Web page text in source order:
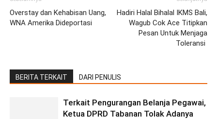
Overstay dan Kehabisan Uang,
WNA Amerika Dideportasi
Hadiri Halal Bihalal IKMS Bali,
Wagub Cok Ace Titipkan
Pesan Untuk Menjaga
Toleransi
BERITA TERKAIT DARI PENULIS
Terkait Pengurangan Belanja Pegawai,
Ketua DPRD Tabanan Tolak Adanya